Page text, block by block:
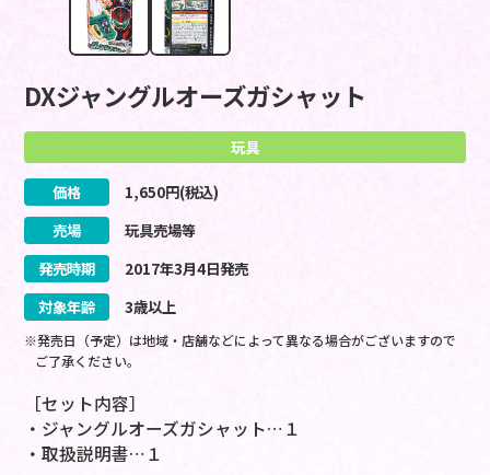
DXジャングルオーズガシャット
玩具
価格 1,650円(税込)
売場
玩具売場等
発売時期
2017年3月4日発売
対象年齢
3歳以上
※発売日（予定）は地域・店舗などによって異なる場合がございますので
ご了承ください。
［セット内容］
・ジャングルオーズガシャット…１
・取扱説明書…１